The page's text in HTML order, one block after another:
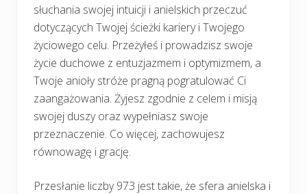
słuchania swojej intuicji i anielskich przeczuć
dotyczących Twojej ścieżki kariery i Twojego
życiowego celu. Przeżyłeś i prowadzisz swoje
życie duchowe z entuzjazmem i optymizmem, a
Twoje anioły stróże pragną pogratulować Ci
zaangażowania. Żyjesz zgodnie z celem i misją
swojej duszy oraz wypełniasz swoje
przeznaczenie. Co więcej, zachowujesz
równowagę i grację.
Przesłanie liczby 973 jest takie, że sfera anielska i